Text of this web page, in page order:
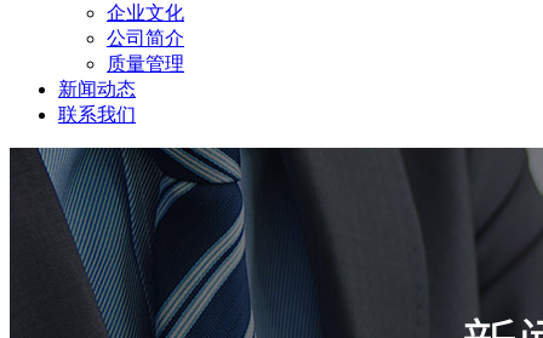
企业文化
公司简介
质量管理
新闻动态
联系我们